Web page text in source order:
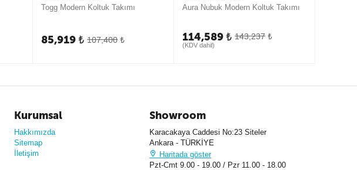
Togg Modern Koltuk Takımı
107,400 ₺
85,919₺
Aura Nubuk Modern Koltuk Takımı
143,237 ₺
114,589₺
(KDV dahil)
Kurumsal
Hakkımızda
Sitemap
İletişim
Showroom
Karacakaya Caddesi No:23 Siteler
Ankara - TÜRKİYE
Haritada göster
Pzt-Cmt 9.00 - 19.00 / Pzr 11.00 - 18.00